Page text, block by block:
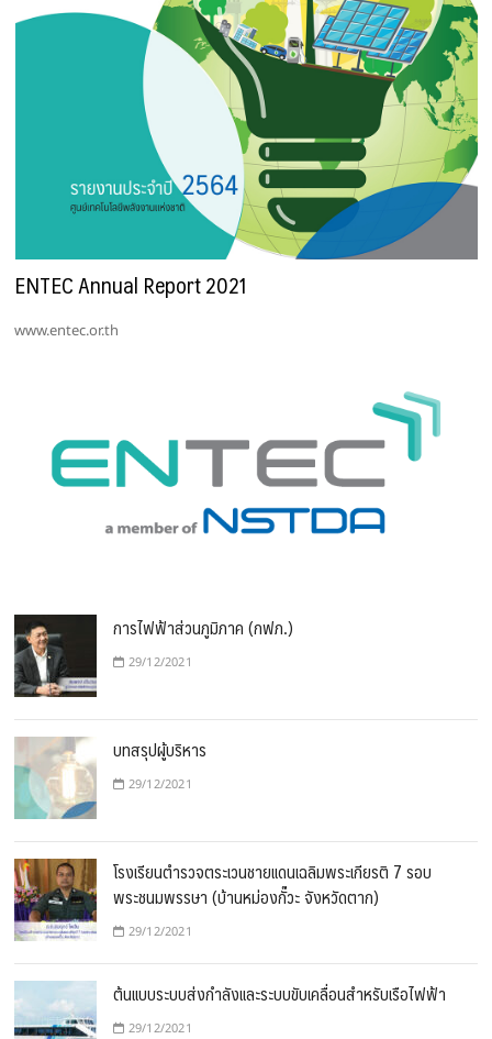
ENTEC Annual Report 2021
www.entec.or.th
การไฟฟ้าส่วนภูมิภาค (กฟภ.)
29/12/2021
บทสรุปผู้บริหาร
29/12/2021
โรงเรียนตำรวจตระเวนชายแดนเฉลิมพระเกียรติ 7 รอบ
พระชนมพรรษา (บ้านหม่องกั๊วะ จังหวัดตาก)
29/12/2021
ต้นแบบระบบส่งกำลังและระบบขับเคลื่อนสำหรับเรือไฟฟ้า
29/12/2021